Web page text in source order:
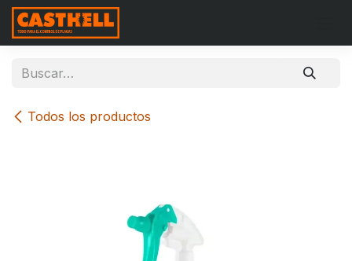
Ir al contenido
Todos los productos